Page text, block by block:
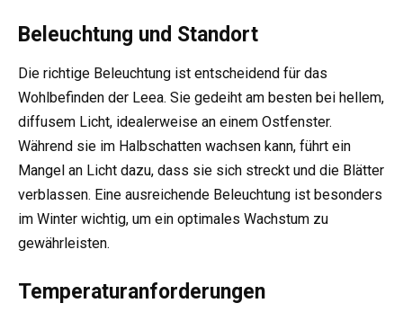
Beleuchtung und Standort
Die richtige Beleuchtung ist entscheidend für das
Wohlbefinden der Leea. Sie gedeiht am besten bei hellem,
diffusem Licht, idealerweise an einem Ostfenster.
Während sie im Halbschatten wachsen kann, führt ein
Mangel an Licht dazu, dass sie sich streckt und die Blätter
verblassen. Eine ausreichende Beleuchtung ist besonders
im Winter wichtig, um ein optimales Wachstum zu
gewährleisten.
Temperaturanforderungen